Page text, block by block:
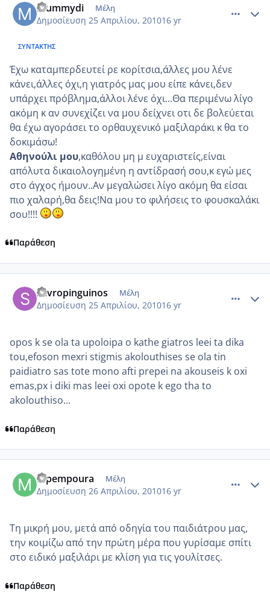
mummydi Μέλη
Δημοσίευση 25 Απριλίου, 201016 yr
ΣΥΝΤΆΚΤΗΣ
Έχω καταμπερδευτεί ρε κορίτσια,άλλες μου λένε
κάνει,άλλες όχι,η γιατρός μας μου είπε κάνει,δεν
υπάρχει πρόβλημα,άλλοι λένε όχι...Θα περιμένω λίγο
ακόμη κ αν συνεχίζει να μου δείχνει οτι δε βολεύεται
θα έχω αγοράσει το ορθαυχενικό μαξιλαράκι κ θα το
δοκιμάσω!
Αθηνούλι μου,καθόλου μη μ ευχαριστείς,είναι
απόλυτα δικαιολογημένη η αντίδρασή σου,κ εγώ μες
στο άγχος ήμουν..Αν μεγαλώσει λίγο ακόμη θα είσαι
πιο χαλαρή,θα δεις!Να μου το φιλήσεις το φουσκαλάκι
σου!!!!
Παράθεση
savropinguinos Μέλη
Δημοσίευση 25 Απριλίου, 201016 yr
opos k se ola ta upoloipa o kathe giatros leei ta dika
tou,efoson mexri stigmis akolouthises se ola tin
paidiatro sas tote mono afti prepei na akouseis k oxi
emas,px i diki mas leei oxi opote k ego tha to
akolouthiso...
Παράθεση
Mpempoura Μέλη
Δημοσίευση 26 Απριλίου, 201016 yr
Τη μικρή μου, μετά από οδηγία του παιδιάτρου μας,
την κοιμίζω από την πρώτη μέρα που γυρίσαμε σπίτι
στο ειδικό μαξιλάρι με κλίση για τις γουλίτσες.
Παράθεση